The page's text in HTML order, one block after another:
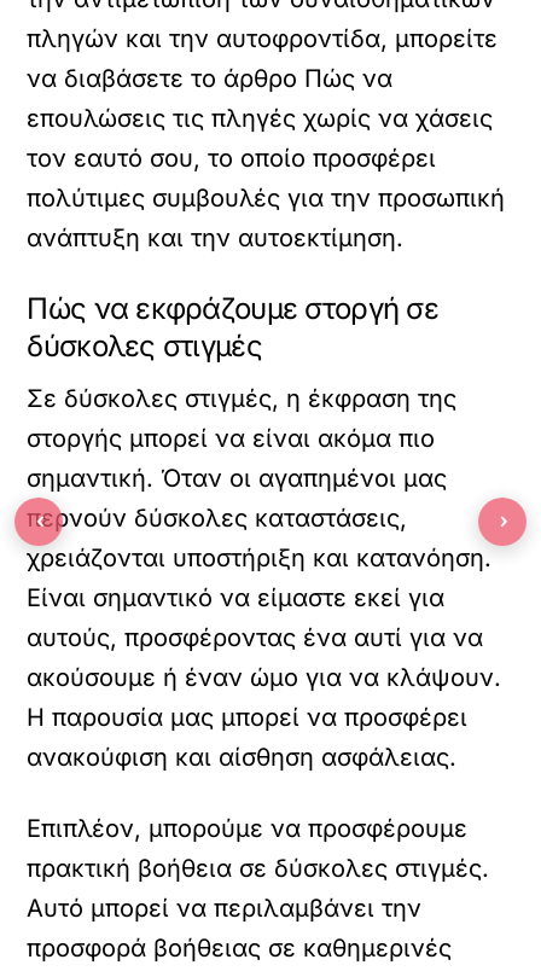
πληγών και την αυτοφροντίδα, μπορείτε
να διαβάσετε το άρθρο Πώς να
επουλώσεις τις πληγές χωρίς να χάσεις
τον εαυτό σου, το οποίο προσφέρει
πολύτιμες συμβουλές για την προσωπική
ανάπτυξη και την αυτοεκτίμηση.
Πώς να εκφράζουμε στοργή σε
δύσκολες στιγμές
Σε δύσκολες στιγμές, η έκφραση της
στοργής μπορεί να είναι ακόμα πιο
σημαντική. Όταν οι αγαπημένοι μας
περνούν δύσκολες καταστάσεις,
χρειάζονται υποστήριξη και κατανόηση.
Είναι σημαντικό να είμαστε εκεί για
αυτούς, προσφέροντας ένα αυτί για να
ακούσουμε ή έναν ώμο για να κλάψουν.
Η παρουσία μας μπορεί να προσφέρει
ανακούφιση και αίσθηση ασφάλειας.
Επιπλέον, μπορούμε να προσφέρουμε
πρακτική βοήθεια σε δύσκολες στιγμές.
Αυτό μπορεί να περιλαμβάνει την
προσφορά βοήθειας σε καθημερινές
‹ ›